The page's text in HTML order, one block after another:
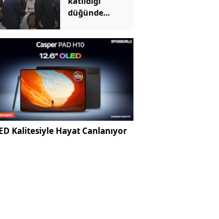
düğünde
şahidi oldu
Kalitesiyle Hayat Canlanıyor